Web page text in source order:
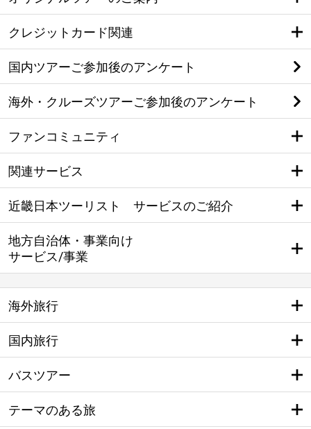
クレジットカード関連
国内ツアーご参加後のアンケート
海外・クルーズツアーご参加後のアンケート
ファンコミュニティ
関連サービス
近畿日本ツーリスト サービスのご紹介
地方自治体・事業向け
サービス/事業
海外旅行
国内旅行
バスツアー
テーマのある旅